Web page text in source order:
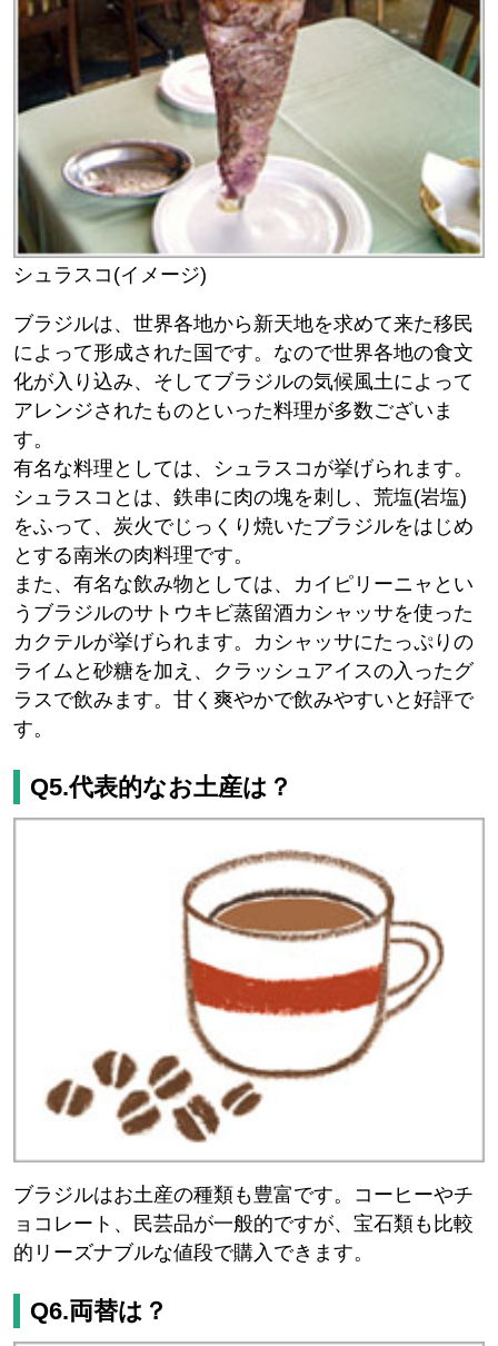
シュラスコ(イメージ)
ブラジルは、世界各地から新天地を求めて来た移民
によって形成された国です。なので世界各地の食文
化が入り込み、そしてブラジルの気候風土によって
アレンジされたものといった料理が多数ございま
す。
有名な料理としては、シュラスコが挙げられます。
シュラスコとは、鉄串に肉の塊を刺し、荒塩(岩塩)
をふって、炭火でじっくり焼いたブラジルをはじめ
とする南米の肉料理です。
また、有名な飲み物としては、カイピリーニャとい
うブラジルのサトウキビ蒸留酒カシャッサを使った
カクテルが挙げられます。カシャッサにたっぷりの
ライムと砂糖を加え、クラッシュアイスの入ったグ
ラスで飲みます。甘く爽やかで飲みやすいと好評で
す。
Q5.代表的なお土産は？
ブラジルはお土産の種類も豊富です。コーヒーやチ
ョコレート、民芸品が一般的ですが、宝石類も比較
的リーズナブルな値段で購入できます。
Q6.両替は？